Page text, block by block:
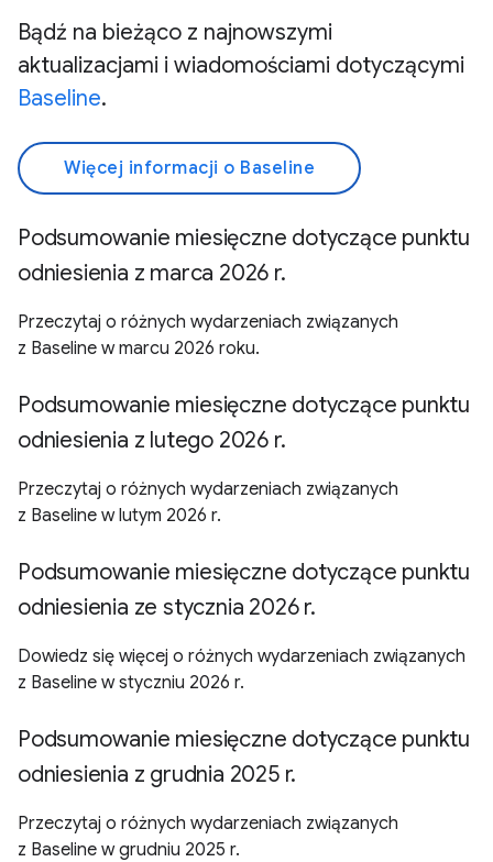
Bądź na bieżąco z najnowszymi
aktualizacjami i wiadomościami dotyczącymi
Baseline.
Więcej informacji o Baseline
Podsumowanie miesięczne dotyczące punktu
odniesienia z marca 2026 r.
Przeczytaj o różnych wydarzeniach związanych
z Baseline w marcu 2026 roku.
Podsumowanie miesięczne dotyczące punktu
odniesienia z lutego 2026 r.
Przeczytaj o różnych wydarzeniach związanych
z Baseline w lutym 2026 r.
Podsumowanie miesięczne dotyczące punktu
odniesienia ze stycznia 2026 r.
Dowiedz się więcej o różnych wydarzeniach związanych
z Baseline w styczniu 2026 r.
Podsumowanie miesięczne dotyczące punktu
odniesienia z grudnia 2025 r.
Przeczytaj o różnych wydarzeniach związanych
z Baseline w grudniu 2025 r.